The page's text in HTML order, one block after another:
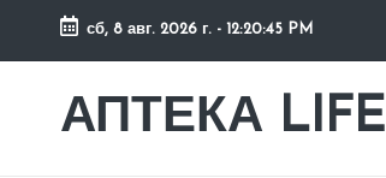
Перейти
содержимому
сб, 8 авг. 2026 г. - 12:20:45 PM
АПТЕКА LIFE
сайт